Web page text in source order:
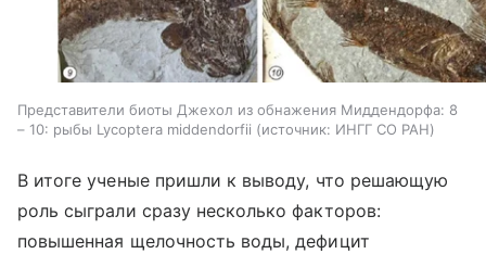
Представители биоты Джехол из обнажения Миддендорфа: 8
– 10: рыбы Lycoptera middendorfii
источник: ИНГГ СО РАН
В итоге ученые пришли к выводу, что решающую
роль сыграли сразу несколько факторов:
повышенная щелочность воды, дефицит